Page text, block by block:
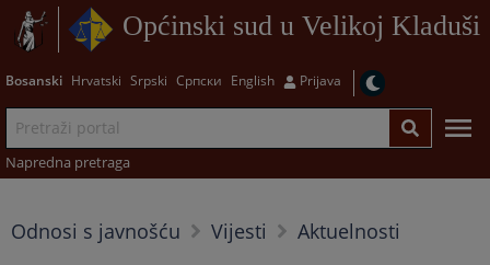
Općinski sud u Velikoj Kladuši
Bosanski Hrvatski Srpski Српски English Prijava
Napredna pretraga
Odnosi s javnošću Vijesti Aktuelnosti